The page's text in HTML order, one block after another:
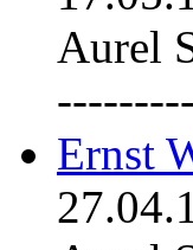
Aurel
Ernst